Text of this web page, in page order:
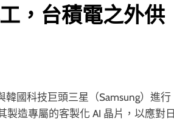
，台積電之外供
國科技巨頭三星（Samsung）進行
造專屬的客製化 AI 晶片，以應對日